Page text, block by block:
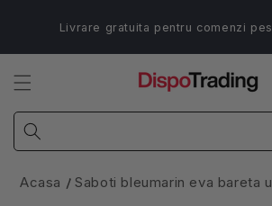
conținutLivrare gratuita pentru comenzi
Acasa Saboti bleumarin eva bareta